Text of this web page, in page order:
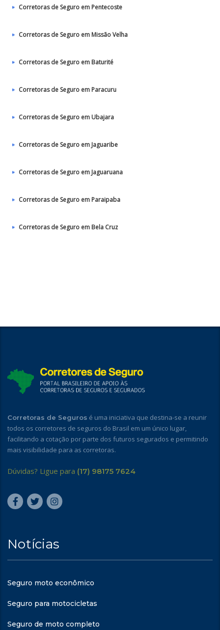
Corretoras de Seguro em Pentecoste
Corretoras de Seguro em Missão Velha
Corretoras de Seguro em Baturité
Corretoras de Seguro em Paracuru
Corretoras de Seguro em Ubajara
Corretoras de Seguro em Jaguaribe
Corretoras de Seguro em Jaguaruana
Corretoras de Seguro em Paraipaba
Corretoras de Seguro em Bela Cruz
Corretoras de Seguros é uma iniciativa que destina-se a reunir
todos os corretores de seguros do Brasil em um único lugar,
facilitando a cotação por parte dos futuros segurados e permitindo
mais visibilidade para as corretoras.
Dúvidas? Ligue para (17) 98175 7624
Notícias
Seguro moto econômico
Seguro para motocicletas
Seguro de moto completo